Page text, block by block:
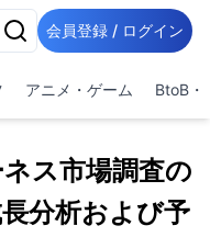
会員登録 / ログイン
アニメ・ゲーム BtoB・
ス市場調査の
分析および予